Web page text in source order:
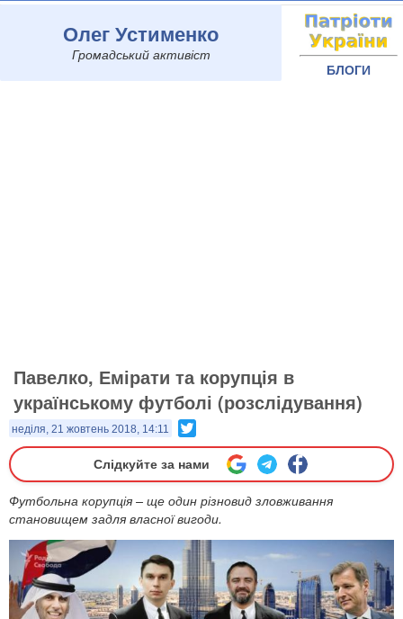
Олег Устименко
Громадський активіст
БЛОГИ
Павелко, Емірати та корупція в
українському футболі (розслідування)
неділя, 21 жовтень 2018, 14:11
Слідкуйте за нами
Футбольна корупція – ще один різновид зловживання
становищем задля власної вигоди.